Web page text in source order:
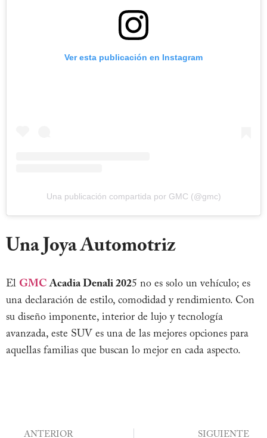
Ver esta publicación en Instagram
Una publicación compartida por GMC (@gmc)
Una Joya Automotriz
El GMCAcadia Denali 2025 no es solo un vehículo; es
una declaración de estilo, comodidad y rendimiento. Con
su diseño imponente, interior de lujo y tecnología
avanzada, este SUV es una de las mejores opciones para
aquellas familias que buscan lo mejor en cada aspecto.
ANTERIOR SIGUIENTE